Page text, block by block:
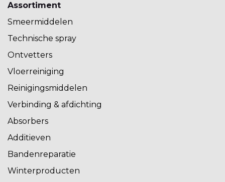
Assortiment
Smeermiddelen
Technische spray
Ontvetters
Vloerreiniging
Reinigingsmiddelen
Verbinding & afdichting
Absorbers
Additieven
Bandenreparatie
Winterproducten